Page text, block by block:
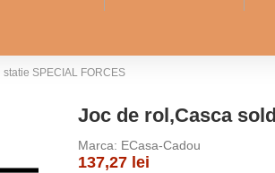
SPECIAL FORCES
Joc de rol,Casca
Marca: ECasa-Cadou
137,27 lei